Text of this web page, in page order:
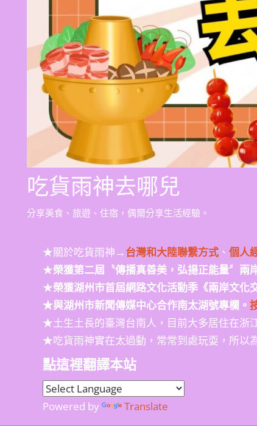
吃貨雨神去哪兒
分享美食、旅遊、住宿，偶爾分享生活經驗。
★關於吃貨雨神→台灣和大陸聯繫方式、 個人
★榮獲第二屆〝傳播真善美，弘揚正能量〞兩
★榮獲湖州市首屆網路文化活動季《兩岸文化
★與湖州市新聞傳媒中心合作南太湖號專欄。
★土生土長的臺灣台南人，目前大多居住在浙
★吃貨雨神實在太過動，常常到處玩耍，所以
點這裡翻譯本站
Powered by Translate